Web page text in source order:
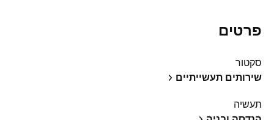
פרטים
סקטור
שירותים תעשייתיים
תעשיה